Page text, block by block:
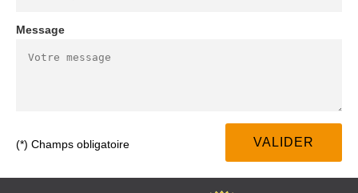
Message
(*) Champs obligatoire